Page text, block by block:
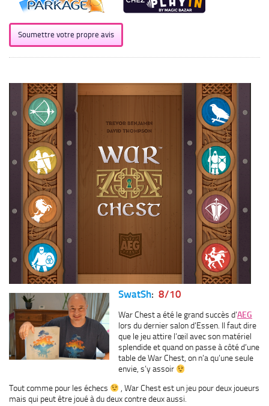
Soumettre votre propre avis
SwatSh: 8/10
War Chest a été le grand succès d’AEG
lors du dernier salon d’Essen. Il faut dire
que le jeu attire l’œil avec son matériel
splendide et quand on passe à côté d’une
table de War Chest, on n’a qu’une seule
envie, s’y assoir
Tout comme pour les échecs
, War Chest est un jeu pour deux joueurs
mais qui peut être joué à du deux contre deux aussi.